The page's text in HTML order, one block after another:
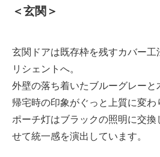
＜玄関＞
玄関ドアは既存枠を残すカバー工
リシェントへ。
外壁の落ち着いたブルーグレーと
帰宅時の印象がぐっと上質に変わ
ポーチ灯はブラックの照明に交
せて統一感を演出しています。